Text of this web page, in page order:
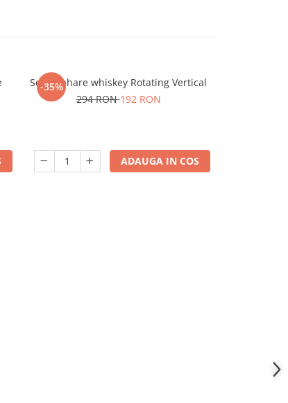
-35%
Set 6 Pahare whiskey Rotating Vertical
294 RON192 RON
ADAUGA IN COS